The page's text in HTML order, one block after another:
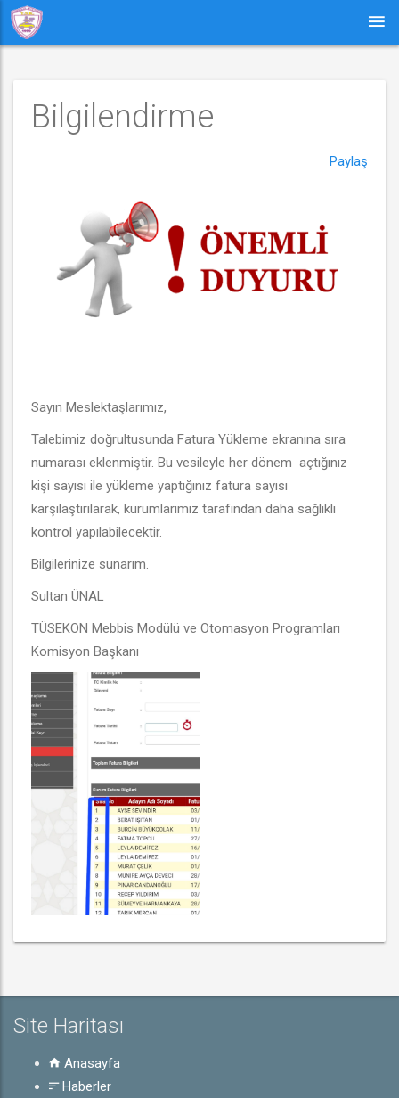
Bilgilendirme
Paylaş
Sayın Meslektaşlarımız,
Talebimiz doğrultusunda Fatura Yükleme ekranına sıra
numarası eklenmiştir. Bu vesileyle her dönem açtığınız
kişi sayısı ile yükleme yaptığınız fatura sayısı
karşılaştırılarak, kurumlarımız tarafından daha sağlıklı
kontrol yapılabilecektir.
Bilgilerinize sunarım.
Sultan ÜNAL
TÜSEKON Mebbis Modülü ve Otomasyon Programları
Komisyon Başkanı
Site Haritası
Anasayfa
Haberler